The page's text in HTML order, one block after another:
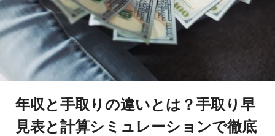
年収と手取りの違いとは？手取り早
見表と計算シミュレーションで徹底